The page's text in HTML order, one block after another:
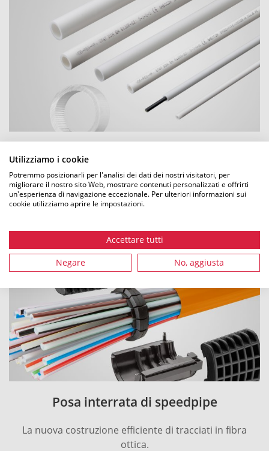
Utilizziamo i cookie
Potremmo posizionarli per l'analisi dei dati dei nostri visitatori, per
migliorare il nostro sito Web, mostrare contenuti personalizzati e offrirti
un'esperienza di navigazione eccezionale. Per ulteriori informazioni sui
cookie utilizziamo aprire le impostazioni.
Accettare tutti
Negare No, aggiusta
speedpipe nell’abitazione
Antincendio e fibra ottica nell'edificio.
SCOPRITE DI PIÙ
Posa interrata di speedpipe
La nuova costruzione efficiente di tracciati in fibra
ottica.